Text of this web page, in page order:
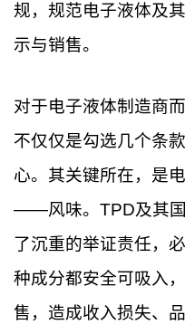
规，规范电子液体及
示与销售。
对于电子液体制造商
不仅仅是勾选几个条
心。其关键所在，是
——风味。TPD及其国
了沉重的举证责任，
种成分都安全可吸入
售，造成收入损失、